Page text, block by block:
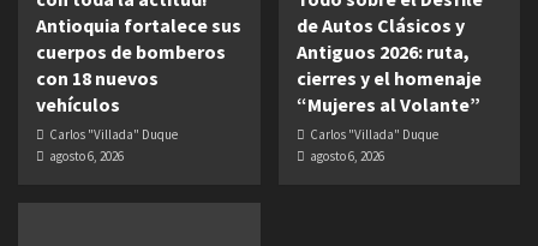
Antioquia fortalece sus
cuerpos de bomberos
con 18 nuevos
vehículos
Carlos "Villada" Duque
agosto 6, 2026
de Autos Clásicos y
Antiguos 2026: ruta,
cierres y el homenaje
“Mujeres al Volante”
Carlos "Villada" Duque
agosto 6, 2026